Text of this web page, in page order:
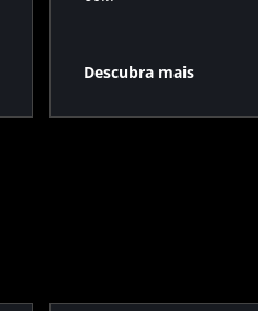
Descubra mais